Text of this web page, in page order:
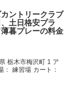
ントリークラブ
土日格安プラ
暮プレーの料金
栃木市梅沢町 1 ア
： 練習場 カート：